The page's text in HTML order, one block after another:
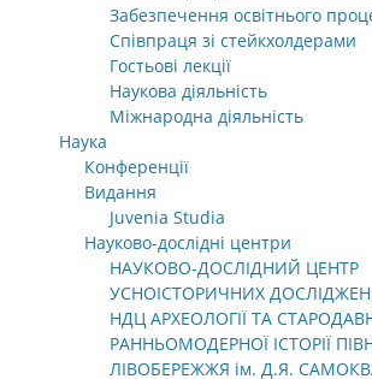
Забезпечення освітнього
Співпраця зі стейкхолдерами
Гостьові лекції
Наукова діяльність
Міжнародна діяльність
Наука
Конференції
Видання
Juvenia Studia
Науково-дослідні центри
НАУКОВО-ДОСЛІДНИЙ ЦЕНТР
УСНОІСТОРИЧНИХ
НДЦ АРХЕОЛОГІЇ ТА
РАННЬОМОДЕРНОЇ ІСТОРІЇ
ЛІВОБЕРЕЖЖЯ ім. Д.Я.